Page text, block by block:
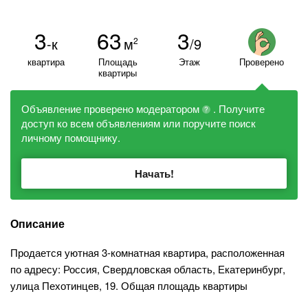
3-к
квартира
63м2
Площадь
квартиры
3/9
Этаж Проверено
Объявление проверено модератором ?
. Получите
доступ ко всем объявлениям или поручите поиск
личному помощнику.
Начать!
Описание
Продается уютная 3-комнатная квартира, расположенная
по адресу: Россия, Свердловская область, Екатеринбург,
улица Пехотинцев, 19. Общая площадь квартиры